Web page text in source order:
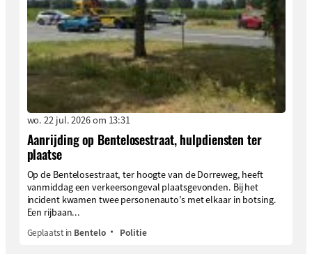
wo. 22 jul. 2026 om 13:31
Aanrijding op Bentelosestraat, hulpdiensten ter
plaatse
Op de Bentelosestraat, ter hoogte van de Dorreweg, heeft
vanmiddag een verkeersongeval plaatsgevonden. Bij het
incident kwamen twee personenauto’s met elkaar in botsing.
Een rijbaan...
Geplaatst in Bentelo Politie